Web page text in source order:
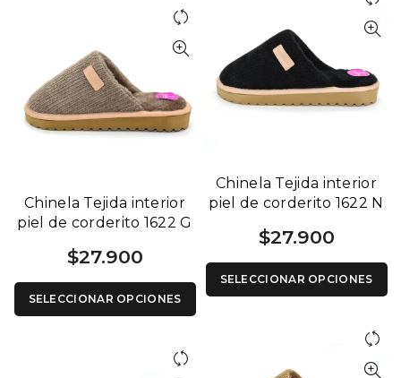
Chinela Tejida interior
piel de corderito 1622 N
$27.900
SELECCIONAR OPCIONES
Chinela Tejida interior
piel de corderito 1622 G
$27.900
SELECCIONAR OPCIONES